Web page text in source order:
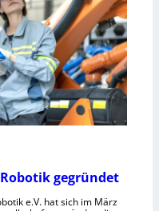
gegründet
e.V. hat sich im März